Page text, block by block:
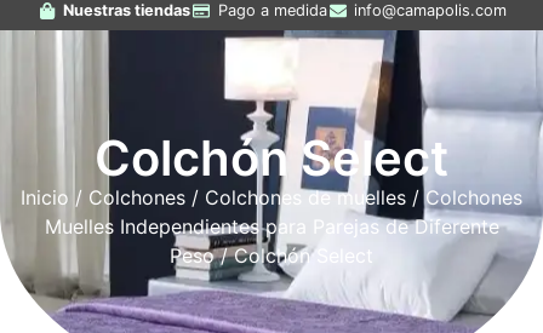
Nuestras tiendas
Pago a medida info@camapolis.com
Colchón Select
Inicio / Colchones / Colchones de muelles /Colchones
Muelles Independientes para Parejas de Diferente
Peso/ Colchón Select